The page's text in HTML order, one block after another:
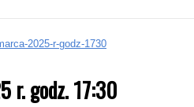
2025-r-godz-1730
r. godz. 17:30